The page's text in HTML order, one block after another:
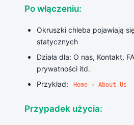
Po włączeniu:
Okruszki chleba pojawiają
statycznych
Działa dla: O nas, Kontakt,
prywatności itd.
Przykład:
Home › About Us
Przypadek użycia: